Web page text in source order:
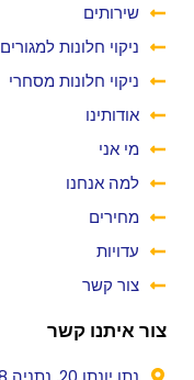
שירותים
ניקוי חלונות למגורים
ניקוי חלונות מסחרי
אודותינו
מי אני
למה אנחנו
מחירים
עדויות
צור קשר
צור איתנו קשר